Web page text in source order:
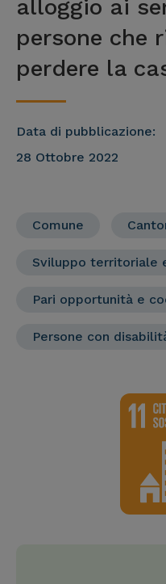
alloggio ai
persone che
perdere la
Data di pubblicazione:
28 Ottobre 2022
Comune
Sviluppo territoriale
Pari opportunità e
Persone con